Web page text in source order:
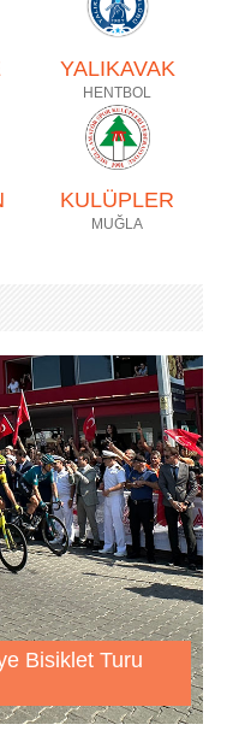
YALIKAVAK
HENTBOL
KULÜPLER
MUĞLA
Bisiklet Turu